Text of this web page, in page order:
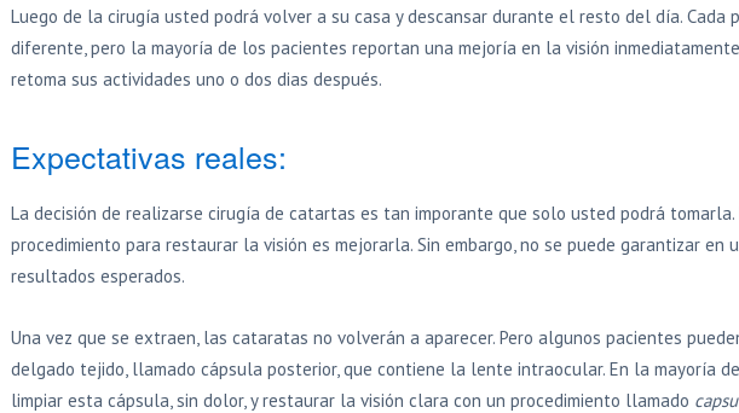
Luego de la cirugía usted podrá volver a su casa y descansar durante el resto del día. Cada
diferente, pero la mayoría de los pacientes reportan una mejoría en la visión
retoma sus actividades uno o dos dias después.
Expectativas reales:
La decisión de realizarse cirugía de catartas es tan imporante que solo usted podrá
procedimiento para restaurar la visión es mejorarla. Sin embargo, no se puede garantizar en
resultados esperados.
Una vez que se extraen, las cataratas no volverán a aparecer. Pero algunos pacientes
delgado tejido, llamado cápsula posterior, que contiene la lente intraocular. En la mayoría
limpiar esta cápsula, sin dolor, y restaurar la visión clara con un procedimiento llamado